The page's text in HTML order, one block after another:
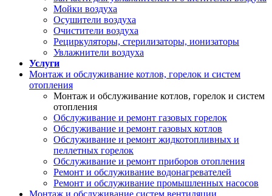
Мойки воздуха
Осушители воздуха
Очистители воздуха
Рециркуляторы, стерилизаторы, ионизаторы
Увлажнители воздуха
Услуги
Монтаж и обслуживание котлов, горелок и систем
отопления
Монтаж и обслуживание котлов, горелок и систем
отопления
Обслуживание и ремонт газовых горелок
Обслуживание и ремонт газовых котлов
Обслуживание и ремонт жидкотопливных и
пеллетных горелок
Обслуживание и ремонт приборов отопления
Ремонт и обслуживание водонагревателей
Ремонт и обслуживание промышленных насосов
Монтаж и обслуживание систем вентиляции